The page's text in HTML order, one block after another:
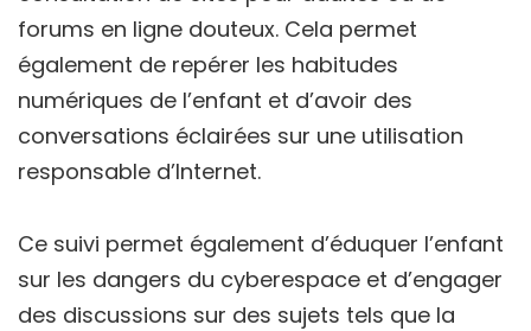
forums en ligne douteux. Cela permet
également de repérer les habitudes
numériques de l’enfant et d’avoir des
conversations éclairées sur une utilisation
responsable d’Internet.
Ce suivi permet également d’éduquer l’enfant
sur les dangers du cyberespace et d’engager
des discussions sur des sujets tels que la